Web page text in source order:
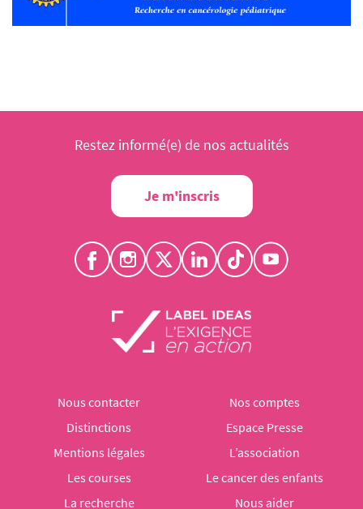
Restez informé(e) de nos actualités
Je m'inscris
Nous contacter
Nos comptes
Distinctions
Espace Presse
Mentions légales
L’association
Les courses
Le cancer des enfants
La recherche
Nous aider